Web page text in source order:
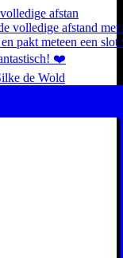
afstan
de Wold